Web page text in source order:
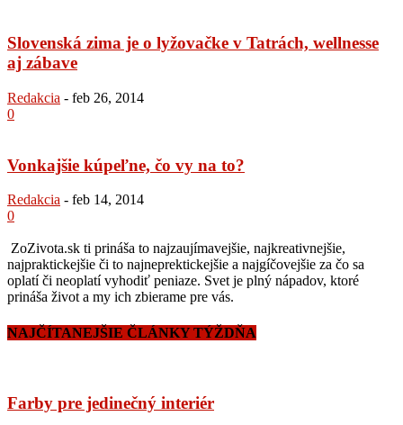
Slovenská zima je o lyžovačke v Tatrách, wellnesse
aj zábave
Redakcia - feb 26, 2014
0
Vonkajšie kúpeľne, čo vy na to?
Redakcia - feb 14, 2014
0
ZoZivota.sk ti prináša to najzaujímavejšie, najkreativnejšie,
najpraktickejšie či to najneprektickejšie a najgíčovejšie za čo sa
oplatí či neoplatí vyhodiť peniaze. Svet je plný nápadov, ktoré
prináša život a my ich zbierame pre vás.
NAJČÍTANEJŠIE ČLÁNKY TÝŽDŇA
Farby pre jedinečný interiér